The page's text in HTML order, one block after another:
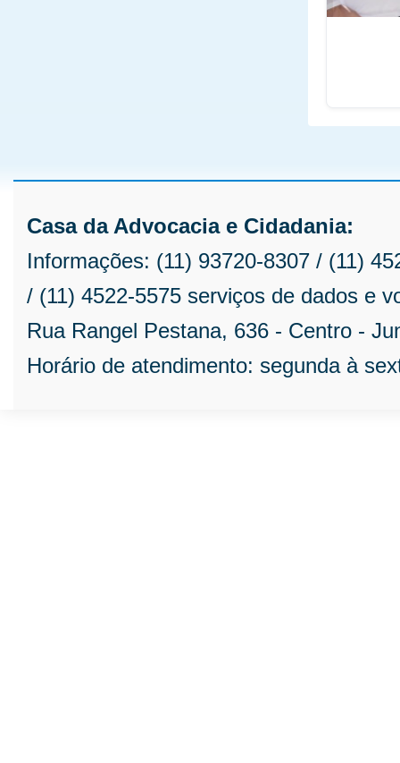
Casa da Advocacia e Cidadania:
Informações: (11) 93720-8307 / (11)
/ (11) 4522-5575 serviços de dados e
Rua Rangel Pestana, 636 - Centro -
Horário de atendimento: segunda à